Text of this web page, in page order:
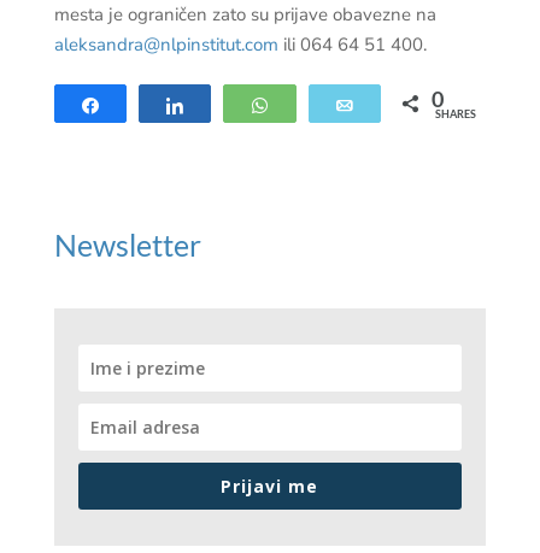
mesta je ograničen zato su prijave obavezne na
aleksandra@nlpinstitut.com ili 064 64 51 400.
WhatsApp Email 0
SHARES
Newsletter
Prijavi me